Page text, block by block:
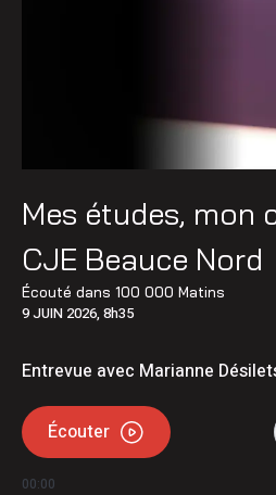
Mes études, mon
CJE Beauce Nord
Écouté dans 100 000 Matins
9 JUIN 2026, 8h35
Entrevue avec Marianne
Écouter
00:00